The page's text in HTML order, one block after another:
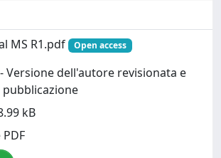
MS R1.pdf
Open access
Versione dell'autore revisionata e
kB